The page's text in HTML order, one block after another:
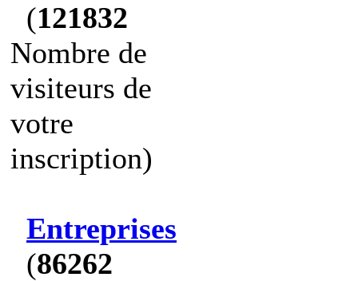
(121832
Nombre de
visiteurs de
votre
inscription)
Entreprises
(86262